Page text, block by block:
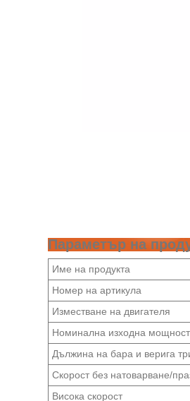
Параметър на
Име на продукта
Номер на артикула
Изместване на двигателя
Номинална изходна мощност
Дължина на бара и верига
Скорост без натоварване/
Висока скорост